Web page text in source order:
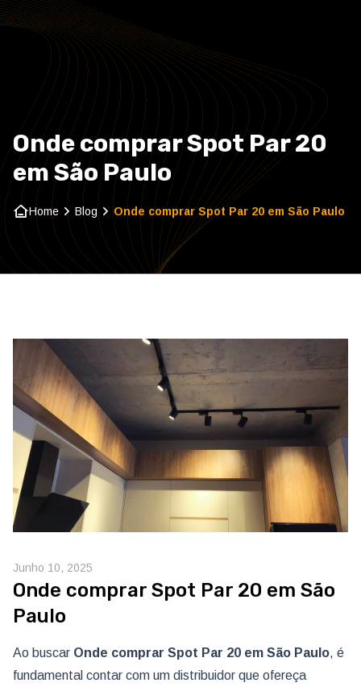
Home
Sobre nós
Refletores e Spots
Cargas e Codificadores
Contato
Onde comprar Spot Par 20
em São Paulo
Home Blog Onde comprar Spot Par 20 em São Paulo
Junho 10, 2025
Onde comprar Spot Par 20 em São
Paulo
Ao buscar Onde comprar Spot Par 20 em São Paulo, é
fundamental contar com um distribuidor que ofereça